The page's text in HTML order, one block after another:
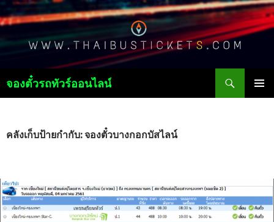
จองตั๋วรถทัวร์ออนไลน์
เนื้อหา
คลังเก็บป้ายกำกับ: จองตั๋วบางกอกบัสไลน์